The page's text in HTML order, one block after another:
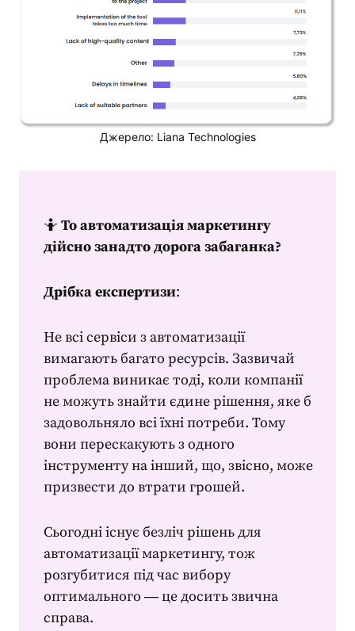
Джерело: Liana Technologies
🤷 Тоавтоматизація маркетингу
дійсно занадто дорога забаганка?
Дрібка експертизи:
Не всі сервіси з автоматизації
вимагають багато ресурсів. Зазвичай
проблема виникає тоді, коли компанії
не можуть знайти єдине рішення, яке б
задовольняло всі їхні потреби. Тому
вони перескакують з одного
інструменту на інший, що, звісно, може
призвести до втрати грошей.
Сьогодні існує безліч рішень для
автоматизації маркетингу, тож
розгубитися під час вибору
оптимального ― це досить звична
справа.